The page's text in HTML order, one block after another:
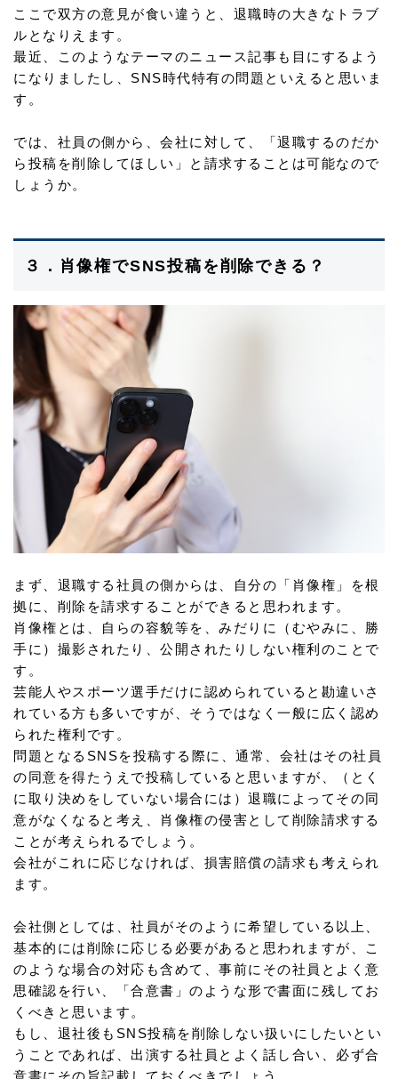
ここで双方の意見が食い違うと、退職時の大きなトラブ
ルとなりえます。
最近、このようなテーマのニュース記事も目にするよう
になりましたし、SNS時代特有の問題といえると思いま
す。
では、社員の側から、会社に対して、「退職するのだか
ら投稿を削除してほしい」と請求することは可能なので
しょうか。
３．肖像権でSNS投稿を削除できる？
まず、退職する社員の側からは、自分の「肖像権」を根
拠に、削除を請求することができると思われます。
肖像権とは、自らの容貌等を、みだりに（むやみに、勝
手に）撮影されたり、公開されたりしない権利のことで
す。
芸能人やスポーツ選手だけに認められていると勘違いさ
れている方も多いですが、そうではなく一般に広く認め
られた権利です。
問題となるSNSを投稿する際に、通常、会社はその社員
の同意を得たうえで投稿していると思いますが、（とく
に取り決めをしていない場合には）退職によってその同
意がなくなると考え、肖像権の侵害として削除請求する
ことが考えられるでしょう。
会社がこれに応じなければ、損害賠償の請求も考えられ
ます。
会社側としては、社員がそのように希望している以上、
基本的には削除に応じる必要があると思われますが、こ
のような場合の対応も含めて、事前にその社員とよく意
思確認を行い、「合意書」のような形で書面に残してお
くべきと思います。
もし、退社後もSNS投稿を削除しない扱いにしたいとい
うことであれば、出演する社員とよく話し合い、必ず合
意書にその旨記載しておくべきでしょう。